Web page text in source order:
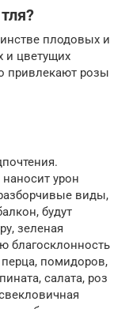
плодовых и
и цветущих
привлекают розы
урон
виды,
будут
зеленая
благосклонность
перца, помидоров,
салата, роз